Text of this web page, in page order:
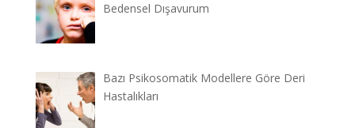
Bedensel Dışavurum
Bazı Psikosomatik Modellere Göre Deri
Hastalıkları